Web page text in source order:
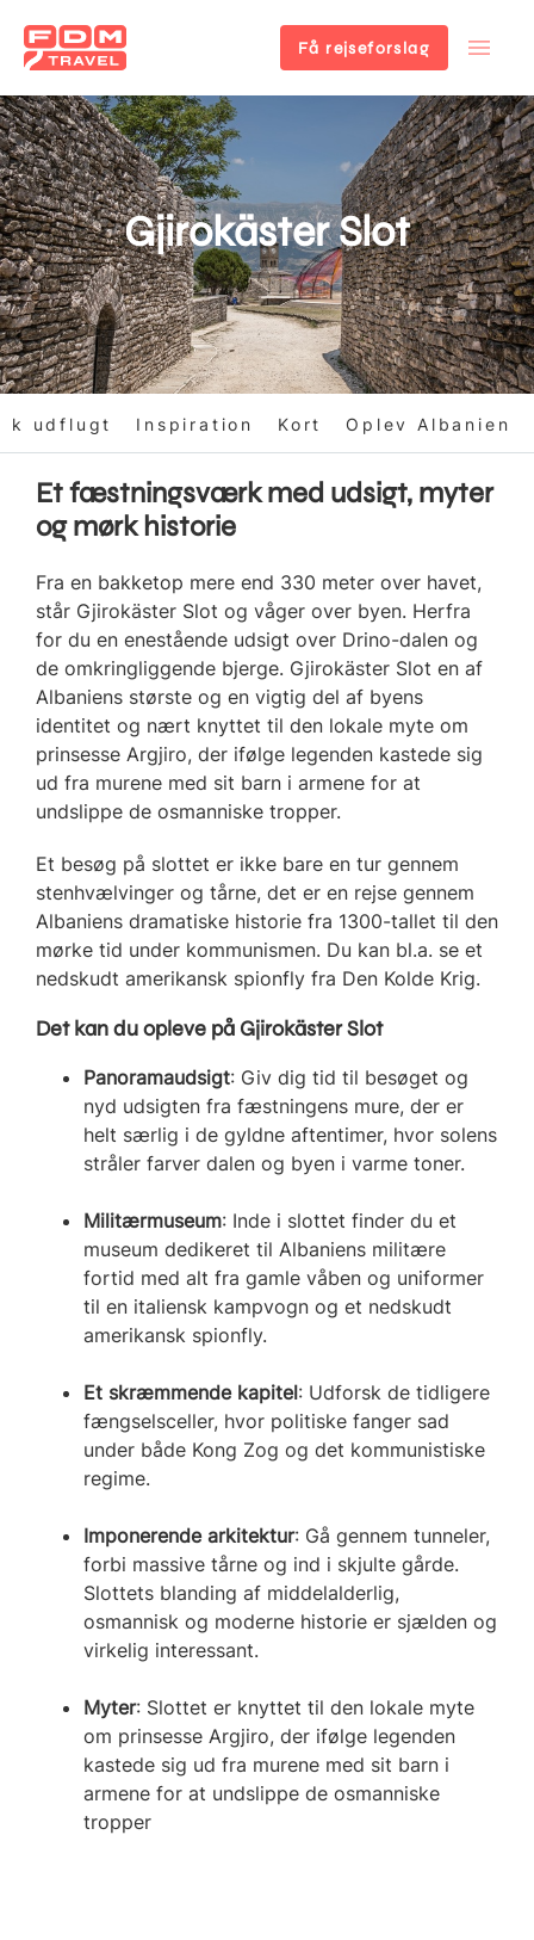
Gå
til
hovedindhold
Få rejseforslag
Gjirokäster Slot
udflugt Inspiration Kort Oplev Albanien
Et fæstningsværk med udsigt, myter
og mørk historie
Fra en bakketop mere end 330 meter over havet,
står Gjirokäster Slot og våger over byen. Herfra
for du en enestående udsigt over Drino-dalen og
de omkringliggende bjerge. Gjirokäster Slot en af
Albaniens største og en vigtig del af byens
identitet og nært knyttet til den lokale myte om
prinsesse Argjiro, der ifølge legenden kastede sig
ud fra murene med sit barn i armene for at
undslippe de osmanniske tropper.
Et besøg på slottet er ikke bare en tur gennem
stenhvælvinger og tårne, det er en rejse gennem
Albaniens dramatiske historie fra 1300-tallet til den
mørke tid under kommunismen. Du kan bl.a. se et
nedskudt amerikansk spionfly fra Den Kolde Krig.
Det kan du opleve på Gjirokäster Slot
Panoramaudsigt: Giv dig tid til besøget og
nyd udsigten fra fæstningens mure, der er
helt særlig i de gyldne aftentimer, hvor solens
stråler farver dalen og byen i varme toner.
Militærmuseum: Inde i slottet finder du et
museum dedikeret til Albaniens militære
fortid med alt fra gamle våben og uniformer
til en italiensk kampvogn og et nedskudt
amerikansk spionfly.
Et skræmmende kapitel: Udforsk de tidligere
fængselsceller, hvor politiske fanger sad
under både Kong Zog og det kommunistiske
regime.
Imponerende arkitektur: Gå gennem tunneler,
forbi massive tårne og ind i skjulte gårde.
Slottets blanding af middelalderlig,
osmannisk og moderne historie er sjælden og
virkelig interessant.
Myter: Slottet er knyttet til den lokale myte
om prinsesse Argjiro, der ifølge legenden
kastede sig ud fra murene med sit barn i
armene for at undslippe de osmanniske
tropper